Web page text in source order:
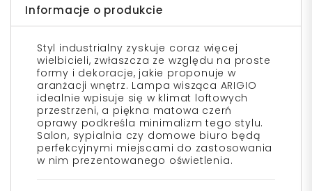
Informacje o produkcie
Styl industrialny zyskuje coraz więcej
wielbicieli, zwłaszcza ze względu na proste
formy i dekoracje, jakie proponuje w
aranżacji wnętrz. Lampa wisząca ARIGIO
idealnie wpisuje się w klimat loftowych
przestrzeni, a piękna matowa czerń
oprawy podkreśla minimalizm tego stylu.
Salon, sypialnia czy domowe biuro będą
perfekcyjnymi miejscami do zastosowania
w nim prezentowanego oświetlenia.